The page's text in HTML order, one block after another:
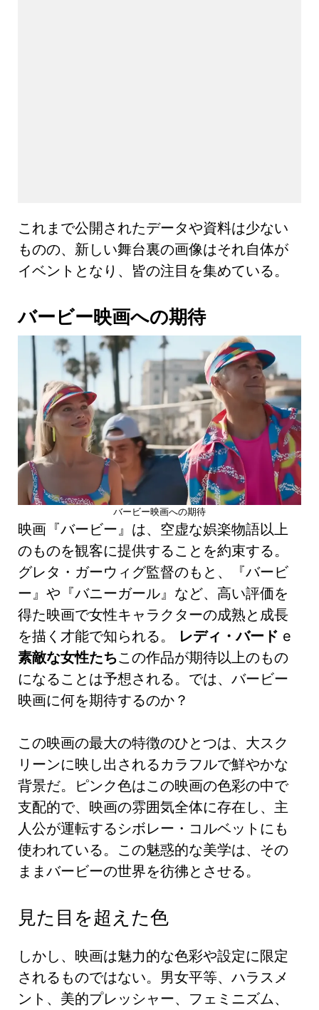
これまで公開されたデータや資料は少ない
ものの、新しい舞台裏の画像はそれ自体が
イベントとなり、皆の注目を集めている。
バービー映画への期待
バービー映画への期待
映画『バービー』は、空虚な娯楽物語以上
のものを観客に提供することを約束する。
グレタ・ガーウィグ監督のもと、『バービ
ー』や『バニーガール』など、高い評価を
得た映画で女性キャラクターの成熟と成長
を描く才能で知られる。
レディ・バード e
素敵な女性たちこの作品が期待以上のもの
になることは予想される。では、バービー
映画に何を期待するのか？
この映画の最大の特徴のひとつは、大スク
リーンに映し出されるカラフルで鮮やかな
背景だ。ピンク色はこの映画の色彩の中で
支配的で、映画の雰囲気全体に存在し、主
人公が運転するシボレー・コルベットにも
使われている。この魅惑的な美学は、その
ままバービーの世界を彷彿とさせる。
見た目を超えた色
しかし、映画は魅力的な色彩や設定に限定
されるものではない。男女平等、ハラスメ
ント、美的プレッシャー、フェミニズム、